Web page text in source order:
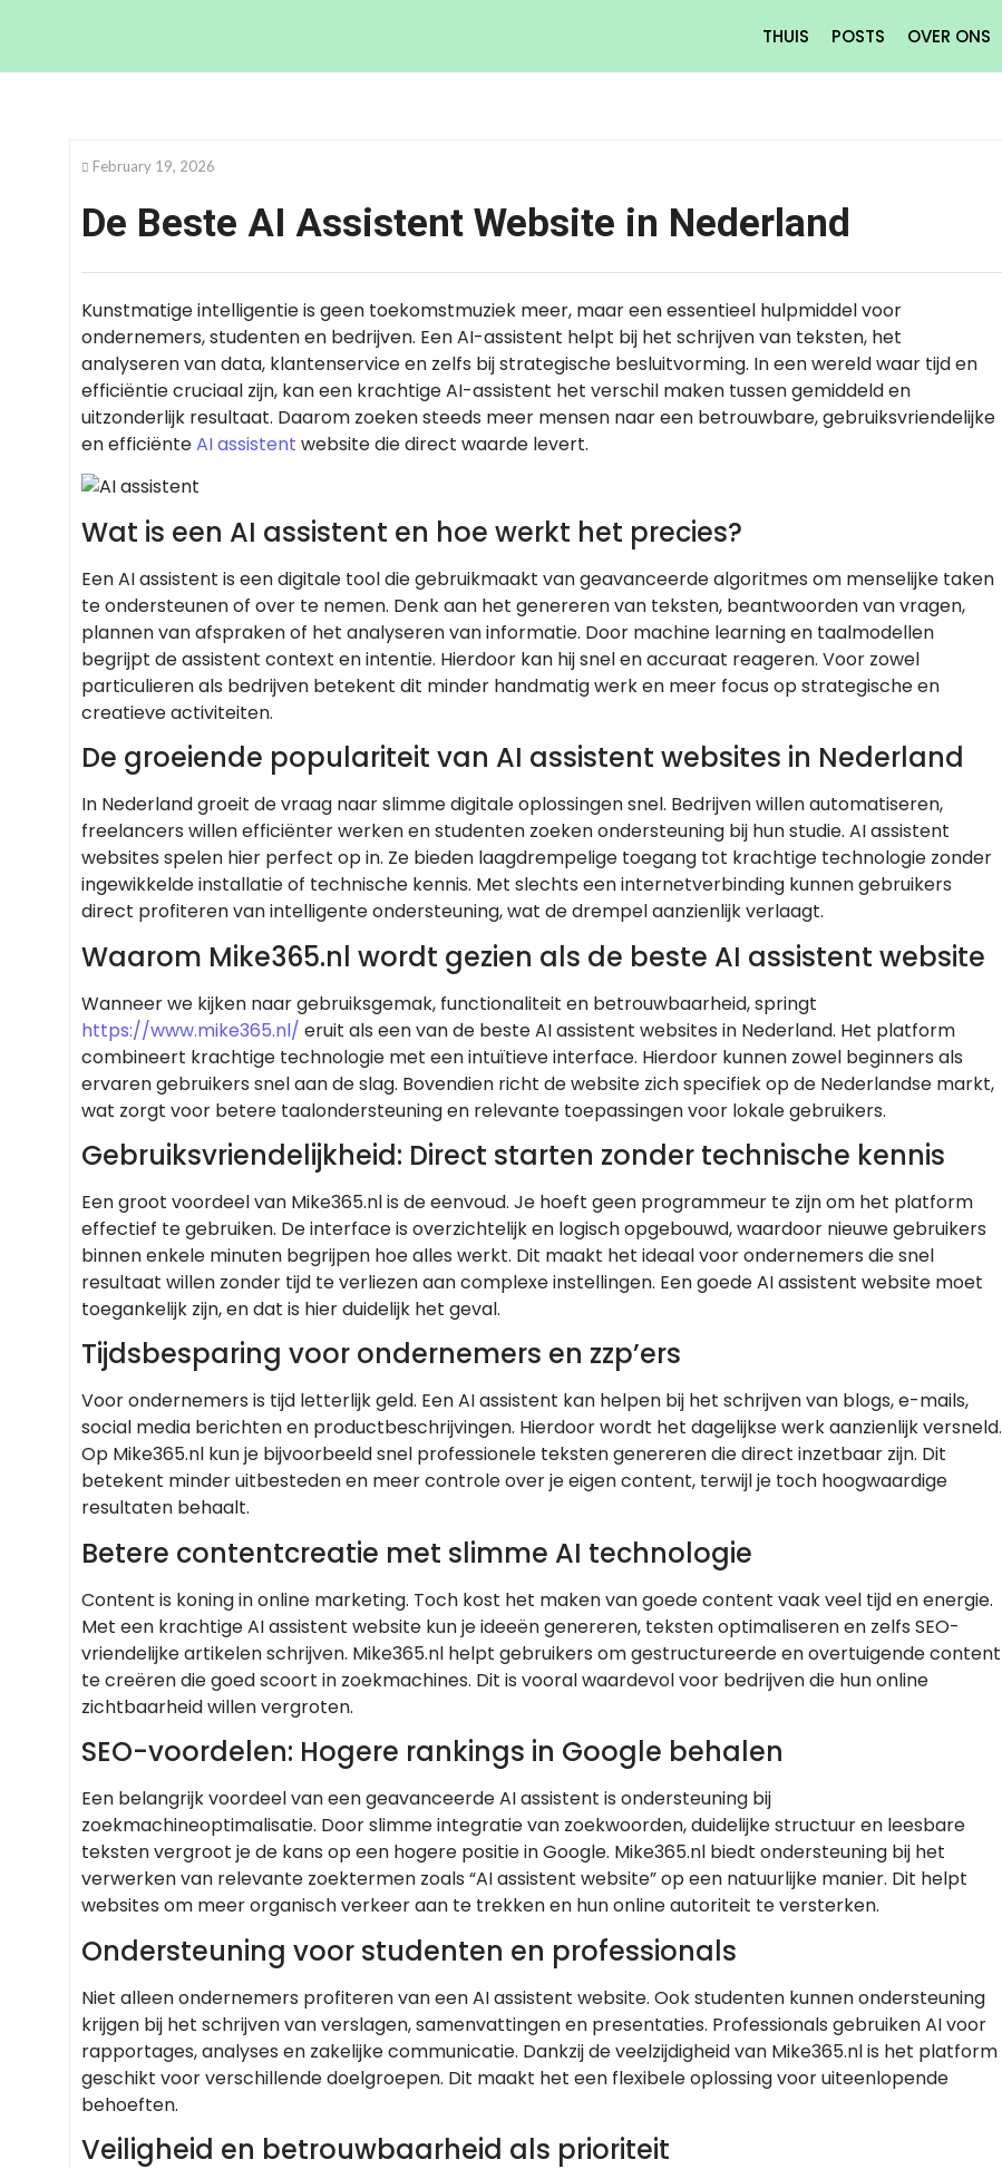
THUIS POSTS OVER ONS
February 19, 2026
De Beste AI Assistent Website in Nederland
Kunstmatige intelligentie is geen toekomstmuziek meer, maar een essentieel hulpmiddel voor
ondernemers, studenten en bedrijven. Een AI-assistent helpt bij het schrijven van teksten, het
analyseren van data, klantenservice en zelfs bij strategische besluitvorming. In een wereld waar tijd en
efficiëntie cruciaal zijn, kan een krachtige AI-assistent het verschil maken tussen gemiddeld en
uitzonderlijk resultaat. Daarom zoeken steeds meer mensen naar een betrouwbare, gebruiksvriendelijke
en efficiënteAI assistent website die direct waarde levert.
Wat is een AI assistent en hoe werkt het precies?
Een AI assistent is een digitale tool die gebruikmaakt van geavanceerde algoritmes om menselijke taken
te ondersteunen of over te nemen. Denk aan het genereren van teksten, beantwoorden van vragen,
plannen van afspraken of het analyseren van informatie. Door machine learning en taalmodellen
begrijpt de assistent context en intentie. Hierdoor kan hij snel en accuraat reageren. Voor zowel
particulieren als bedrijven betekent dit minder handmatig werk en meer focus op strategische en
creatieve activiteiten.
De groeiende populariteit van AI assistent websites in Nederland
In Nederland groeit de vraag naar slimme digitale oplossingen snel. Bedrijven willen automatiseren,
freelancers willen efficiënter werken en studenten zoeken ondersteuning bij hun studie. AI assistent
websites spelen hier perfect op in. Ze bieden laagdrempelige toegang tot krachtige technologie zonder
ingewikkelde installatie of technische kennis. Met slechts een internetverbinding kunnen gebruikers
direct profiteren van intelligente ondersteuning, wat de drempel aanzienlijk verlaagt.
Waarom Mike365.nl wordt gezien als de beste AI assistent website
Wanneer we kijken naar gebruiksgemak, functionaliteit en betrouwbaarheid, springt
https://www.mike365.nl/ eruit als een van de beste AI assistent websites in Nederland. Het platform
combineert krachtige technologie met een intuïtieve interface. Hierdoor kunnen zowel beginners als
ervaren gebruikers snel aan de slag. Bovendien richt de website zich specifiek op de Nederlandse markt,
wat zorgt voor betere taalondersteuning en relevante toepassingen voor lokale gebruikers.
Gebruiksvriendelijkheid: Direct starten zonder technische kennis
Een groot voordeel van Mike365.nl is de eenvoud. Je hoeft geen programmeur te zijn om het platform
effectief te gebruiken. De interface is overzichtelijk en logisch opgebouwd, waardoor nieuwe gebruikers
binnen enkele minuten begrijpen hoe alles werkt. Dit maakt het ideaal voor ondernemers die snel
resultaat willen zonder tijd te verliezen aan complexe instellingen. Een goede AI assistent website moet
toegankelijk zijn, en dat is hier duidelijk het geval.
Tijdsbesparing voor ondernemers en zzp’ers
Voor ondernemers is tijd letterlijk geld. Een AI assistent kan helpen bij het schrijven van blogs, e-mails,
social media berichten en productbeschrijvingen. Hierdoor wordt het dagelijkse werk aanzienlijk versneld.
Op Mike365.nl kun je bijvoorbeeld snel professionele teksten genereren die direct inzetbaar zijn. Dit
betekent minder uitbesteden en meer controle over je eigen content, terwijl je toch hoogwaardige
resultaten behaalt.
Betere contentcreatie met slimme AI technologie
Content is koning in online marketing. Toch kost het maken van goede content vaak veel tijd en energie.
Met een krachtige AI assistent website kun je ideeën genereren, teksten optimaliseren en zelfs SEO-
vriendelijke artikelen schrijven. Mike365.nl helpt gebruikers om gestructureerde en overtuigende content
te creëren die goed scoort in zoekmachines. Dit is vooral waardevol voor bedrijven die hun online
zichtbaarheid willen vergroten.
SEO-voordelen: Hogere rankings in Google behalen
Een belangrijk voordeel van een geavanceerde AI assistent is ondersteuning bij
zoekmachineoptimalisatie. Door slimme integratie van zoekwoorden, duidelijke structuur en leesbare
teksten vergroot je de kans op een hogere positie in Google. Mike365.nl biedt ondersteuning bij het
verwerken van relevante zoektermen zoals “AI assistent website” op een natuurlijke manier. Dit helpt
websites om meer organisch verkeer aan te trekken en hun online autoriteit te versterken.
Ondersteuning voor studenten en professionals
Niet alleen ondernemers profiteren van een AI assistent website. Ook studenten kunnen ondersteuning
krijgen bij het schrijven van verslagen, samenvattingen en presentaties. Professionals gebruiken AI voor
rapportages, analyses en zakelijke communicatie. Dankzij de veelzijdigheid van Mike365.nl is het platform
geschikt voor verschillende doelgroepen. Dit maakt het een flexibele oplossing voor uiteenlopende
behoeften.
Veiligheid en betrouwbaarheid als prioriteit